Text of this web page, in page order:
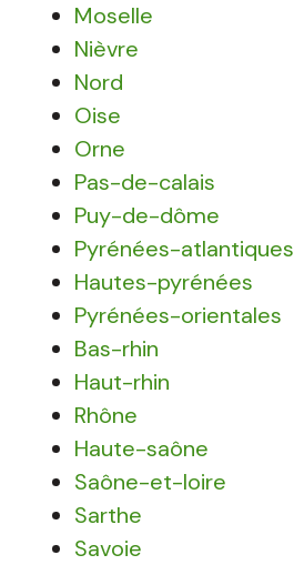
Moselle
Nièvre
Nord
Oise
Orne
Pas-de-calais
Puy-de-dôme
Pyrénées-atlantiques
Hautes-pyrénées
Pyrénées-orientales
Bas-rhin
Haut-rhin
Rhône
Haute-saône
Saône-et-loire
Sarthe
Savoie